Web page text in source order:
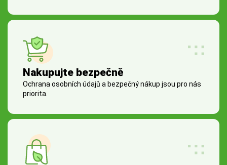
Nakupujte bezpečně
Ochrana osobních údajů a bezpečný nákup jsou pro nás
priorita.